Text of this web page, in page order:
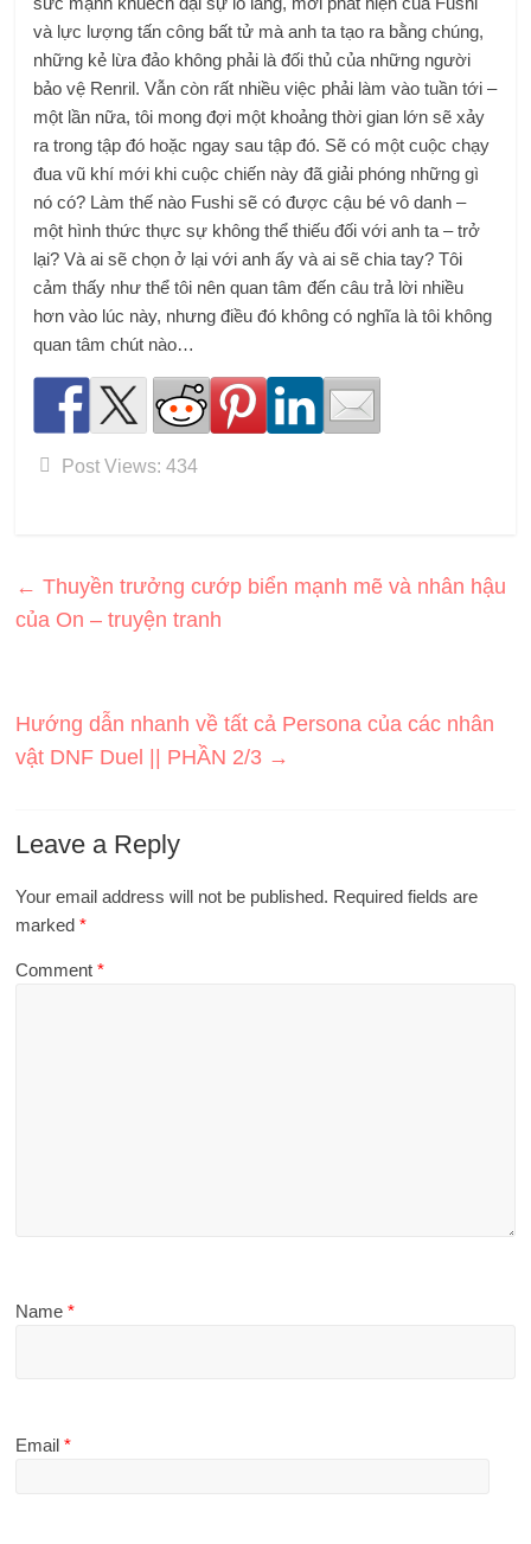
và lực lượng tấn công bất tử mà anh ta tạo ra bằng chúng,
những kẻ lừa đảo không phải là đối thủ của những người
bảo vệ Renril. Vẫn còn rất nhiều việc phải làm vào tuần tới –
một lần nữa, tôi mong đợi một khoảng thời gian lớn sẽ xảy
ra trong tập đó hoặc ngay sau tập đó. Sẽ có một cuộc chạy
đua vũ khí mới khi cuộc chiến này đã giải phóng những gì
nó có? Làm thế nào Fushi sẽ có được cậu bé vô danh –
một hình thức thực sự không thể thiếu đối với anh ta – trở
lại? Và ai sẽ chọn ở lại với anh ấy và ai sẽ chia tay? Tôi
cảm thấy như thể tôi nên quan tâm đến câu trả lời nhiều
hơn vào lúc này, nhưng điều đó không có nghĩa là tôi không
quan tâm chút nào…
Post Views: 434
← Thuyền trưởng cướp biển mạnh mẽ và nhân hậu
của On – truyện tranh
Hướng dẫn nhanh về tất cả Persona của các nhân
vật DNF Duel || PHẦN 2/3 →
Leave a Reply
Your email address will not be published. Required fields are
marked*
Comment*
Name*
Email*